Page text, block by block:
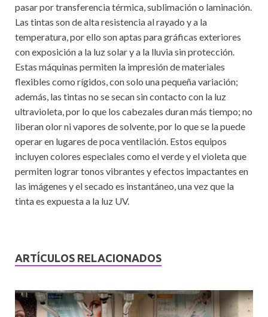
pasar por transferencia térmica, sublimación o laminación.
Las tintas son de alta resistencia al rayado y a la
temperatura, por ello son aptas para gráficas exteriores
con exposición a la luz solar y a la lluvia sin protección.
Estas máquinas permiten la impresión de materiales
flexibles como rígidos, con solo una pequeña variación;
además, las tintas no se secan sin contacto con la luz
ultravioleta, por lo que los cabezales duran más tiempo; no
liberan olor ni vapores de solvente, por lo que se la puede
operar en lugares de poca ventilación. Estos equipos
incluyen colores especiales como el verde y el violeta que
permiten lograr tonos vibrantes y efectos impactantes en
las imágenes y el secado es instantáneo, una vez que la
tinta es expuesta a la luz UV.
ARTÍCULOS RELACIONADOS